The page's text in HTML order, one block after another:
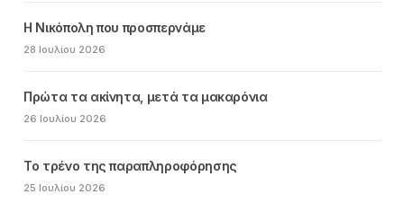
Η Νικόπολη που προσπερνάμε
28 Ιουλίου 2026
Πρώτα τα ακίνητα, μετά τα μακαρόνια
26 Ιουλίου 2026
Το τρένο της παραπληροφόρησης
25 Ιουλίου 2026